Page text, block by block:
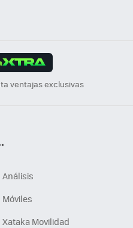
ventajas exclusivas
Análisis
Móviles
Xataka Movilidad